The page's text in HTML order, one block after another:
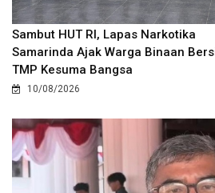
Sambut HUT RI, Lapas Narkotika
Samarinda Ajak Warga Binaan
TMP Kesuma Bangsa
10/08/2026